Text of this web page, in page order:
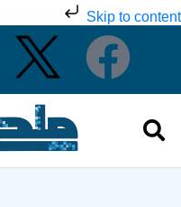
Skip to content